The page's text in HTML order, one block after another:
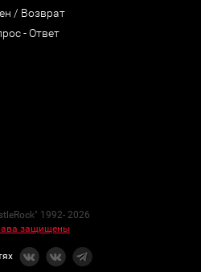
/ Возврат
- Ответ
1992- 2026
защищены